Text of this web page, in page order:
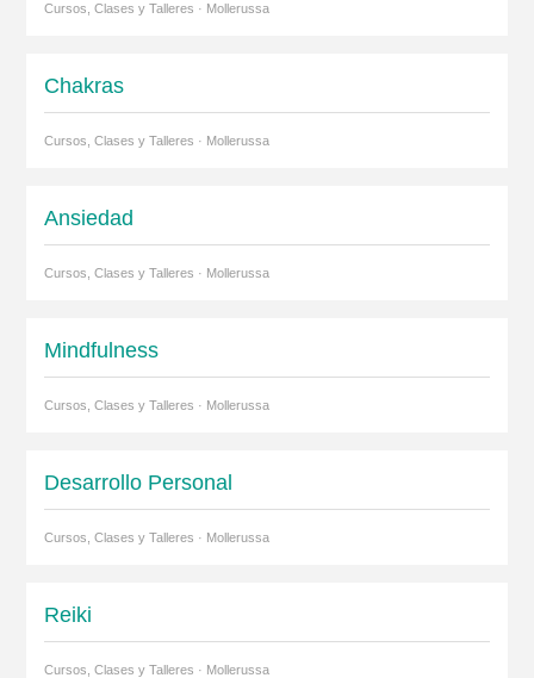
Cursos, Clases y Talleres · Mollerussa
Chakras
Cursos, Clases y Talleres · Mollerussa
Ansiedad
Cursos, Clases y Talleres · Mollerussa
Mindfulness
Cursos, Clases y Talleres · Mollerussa
Desarrollo Personal
Cursos, Clases y Talleres · Mollerussa
Reiki
Cursos, Clases y Talleres · Mollerussa